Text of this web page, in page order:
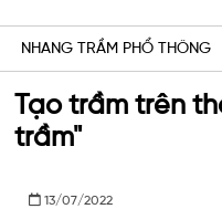
NHANG TRẦM PHỔ THÔNG
Tạo trầm trên
trầm"
13/07/2022